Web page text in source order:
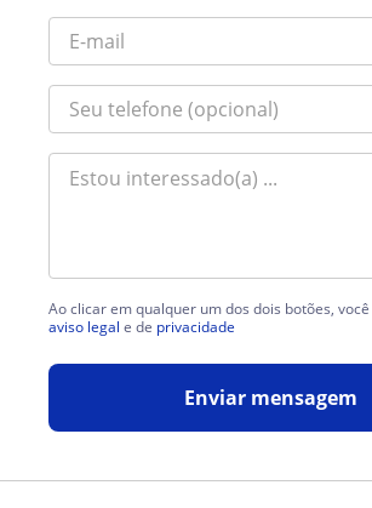
Ao clicar em qualquer um dos dois botões,
aviso legal e de privacidade
Enviar mensagem